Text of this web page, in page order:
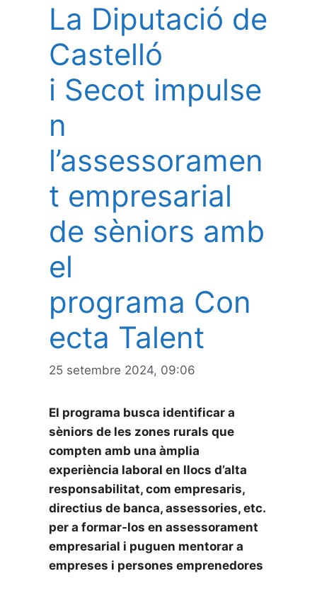
La Diputació de
Castelló
i Secot impulse
n
l’assessoramen
t empresarial
de sèniors amb
el
programa Con
ecta Talent
25 setembre 2024, 09:06
El programa busca identificar a
sèniors de les zones rurals que
compten amb una àmplia
experiència laboral en llocs d’alta
responsabilitat, com empresaris,
directius de banca, assessories, etc.
per a formar-los en assessorament
empresarial i puguen mentorar a
empreses i persones emprenedores